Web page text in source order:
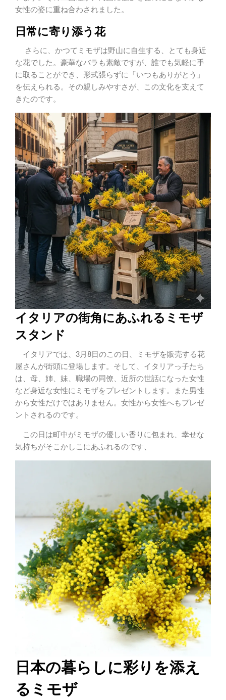
女性の姿に重ね合わされました。
日常に寄り添う花
さらに、かつてミモザは野山に自生する、とても身近
な花でした。豪華なバラも素敵ですが、誰でも気軽に手
に取ることができ、形式張らずに「いつもありがとう」
を伝えられる。その親しみやすさが、この文化を支えて
きたのです。
イタリアの街角にあふれるミモザ
スタンド
イタリアでは、3月8日のこの日、ミモザを販売する花
屋さんが街頭に登場します。そして、イタリアっ子たち
は、母、姉、妹、職場の同僚、近所の世話になった女性
など身近な女性にミモザをプレゼントします。また男性
から女性だけではありません。女性から女性へもプレゼ
ントされるのです。
この日は町中がミモザの優しい香りに包まれ、幸せな
気持ちがそこかしこにあふれるのです、
日本の暮らしに彩りを添え
るミモザ